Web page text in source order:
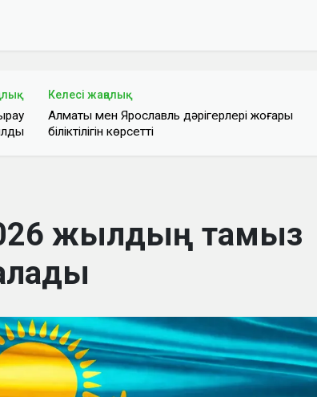
Келесі жаңалық
Алматы мен Ярославль дәрігерлері жоғары
біліктілігін көрсетті
жылдың тамыз